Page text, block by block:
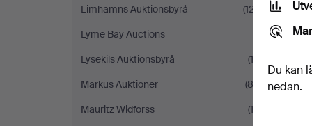
Limhamns Auktionsbyrå
(123)
Lyme Bay Auctions
Lysekils Auktionsbyrå
(16)
Markus Auktioner
(80)
Mauritz Widforss
(10)
Du kan
nedan.